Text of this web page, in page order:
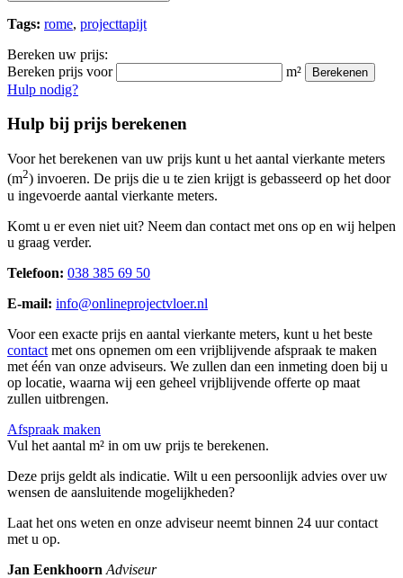
Tags: rome, projecttapijt
Bereken uw prijs:
Bereken prijs voor
m² Berekenen
Hulp nodig?
Hulp bij prijs berekenen
Voor het berekenen van uw prijs kunt u het aantal vierkante meters
(m2) invoeren. De prijs die u te zien krijgt is gebasseerd op het door
u ingevoerde aantal vierkante meters.
Komt u er even niet uit? Neem dan contact met ons op en wij helpen
u graag verder.
Telefoon: 038 385 69 50
E-mail: info@onlineprojectvloer.nl
Voor een exacte prijs en aantal vierkante meters, kunt u het beste
contact met ons opnemen om een vrijblijvende afspraak te maken
met één van onze adviseurs. We zullen dan een inmeting doen bij u
op locatie, waarna wij een geheel vrijblijvende offerte op maat
zullen uitbrengen.
Afspraak maken
Vul het aantal m² in om uw prijs te berekenen.
Deze prijs geldt als indicatie. Wilt u een persoonlijk advies over uw
wensen de aansluitende mogelijkheden?
Laat het ons weten en onze adviseur neemt binnen 24 uur contact
met u op.
Jan Eenkhoorn Adviseur